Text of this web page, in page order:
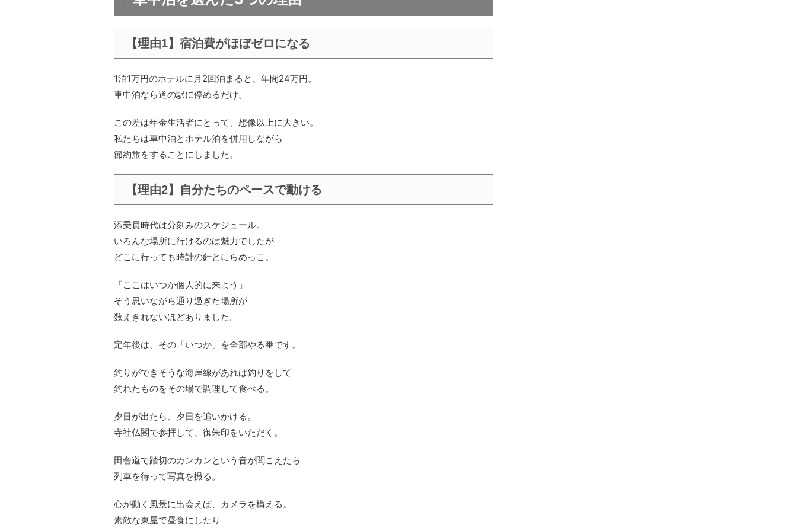
【理由1】宿泊費がほぼゼロになる
1泊1万円のホテルに月2回泊まると、年間24万円。
車中泊なら道の駅に停めるだけ。
この差は年金生活者にとって、想像以上に大きい。
私たちは車中泊とホテル泊を併用しながら
節約旅をすることにしました。
【理由2】自分たちのペースで動ける
添乗員時代は分刻みのスケジュール。
いろんな場所に行けるのは魅力でしたが
どこに行っても時計の針とにらめっこ。
「ここはいつか個人的に来よう」
そう思いながら通り過ぎた場所が
数えきれないほどありました。
定年後は、その「いつか」を全部やる番です。
釣りができそうな海岸線があれば釣りをして
釣れたものをその場で調理して食べる。
夕日が出たら、夕日を追いかける。
寺社仏閣で参拝して、御朱印をいただく。
田舎道で踏切のカンカンという音が聞こえたら
列車を待って写真を撮る。
心が動く風景に出会えば、カメラを構える。
素敵な東屋で昼食にしたり